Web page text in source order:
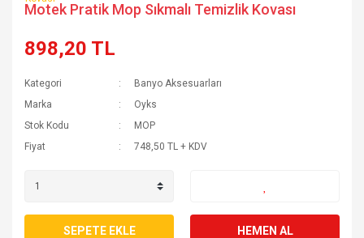
Motek Pratik Mop Sıkmalı Temizlik Kovası
898,20 TL
Kategori
Banyo Aksesuarları
Marka
Oyks
Stok Kodu
MOP
Fiyat
748,50 TL + KDV
SEPETE EKLE HEMEN AL